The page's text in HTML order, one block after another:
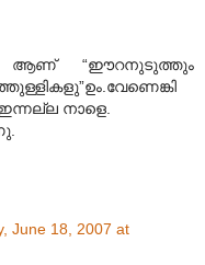
ആണ് “ഈറനുടുത്തും
നാളെ.
June 18, 2007 at